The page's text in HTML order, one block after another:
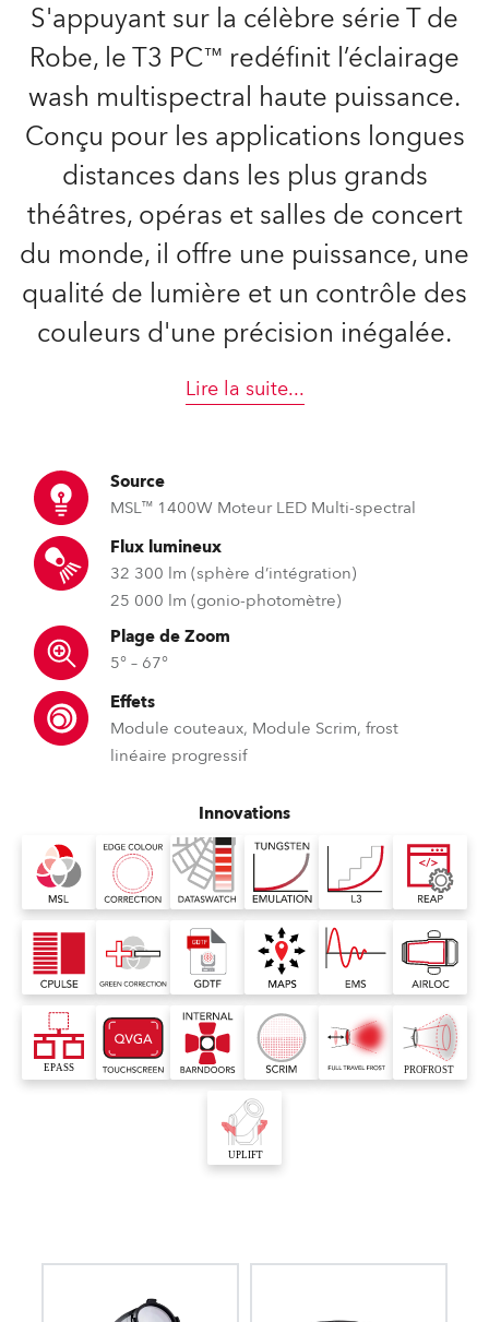
S'appuyant sur la célèbre série T de
Robe, le T3 PC™ redéfinit l’éclairage
wash multispectral haute puissance.
Conçu pour les applications longues
distances dans les plus grands
théâtres, opéras et salles de concert
du monde, il offre une puissance, une
qualité de lumière et un contrôle des
couleurs d'une précision inégalée.
Lire la suite...
Source
MSL™ 1400W Moteur LED Multi-spectral
Flux lumineux
32 300 lm (sphère d’intégration)
25 000 lm (gonio-photomètre)
Plage de Zoom
5° – 67°
Effets
Module couteaux, Module Scrim, frost
linéaire progressif
Innovations